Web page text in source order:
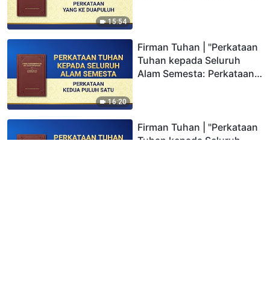
15:54
16:20
Firman Tuhan | "Perkataan
Tuhan kepada Seluruh
Alam Semesta: Perkataan
Firman Tuhan | "Perkataan
Tuhan kepada Seluruh